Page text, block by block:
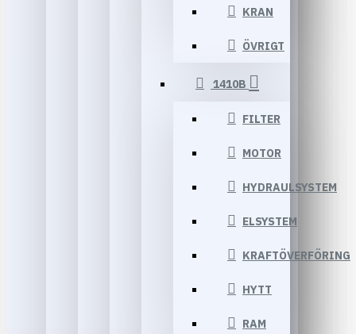
KRAN
ÖVRIGT
1410B
FILTER
MOTOR
HYDRAULSYSTEM
ELSYSTEM
KRAFTÖVERFÖRING
HYTT
RAM